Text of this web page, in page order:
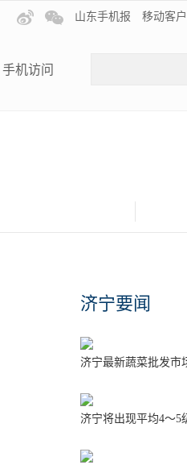
山东手机报 移动客
手机访问
济宁要闻
济宁最新蔬菜批发市
济宁将出现平均4～5